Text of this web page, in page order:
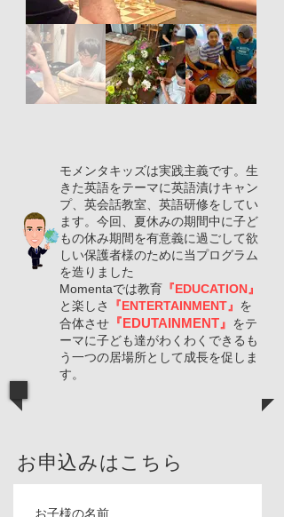
モメンタキッズは実践主義です。生
きた英語をテーマに英語漬けキャン
プ、英会話教室、英語研修をしてい
ます。今回、夏休みの期間中に子ど
もの休み期間を有意義に過ごして欲
しい保護者様のために当プログラム
を造りました
Momentaでは教育 『EDUCATION』
と楽しさ
『ENTERTAINMENT』 を
合体させ 『EDUTAINMENT』 をテ
ーマに子ども達がわくわくできるも
う一つの居場所として成長を促しま
す。
お申込みはこちら
お子様の名前